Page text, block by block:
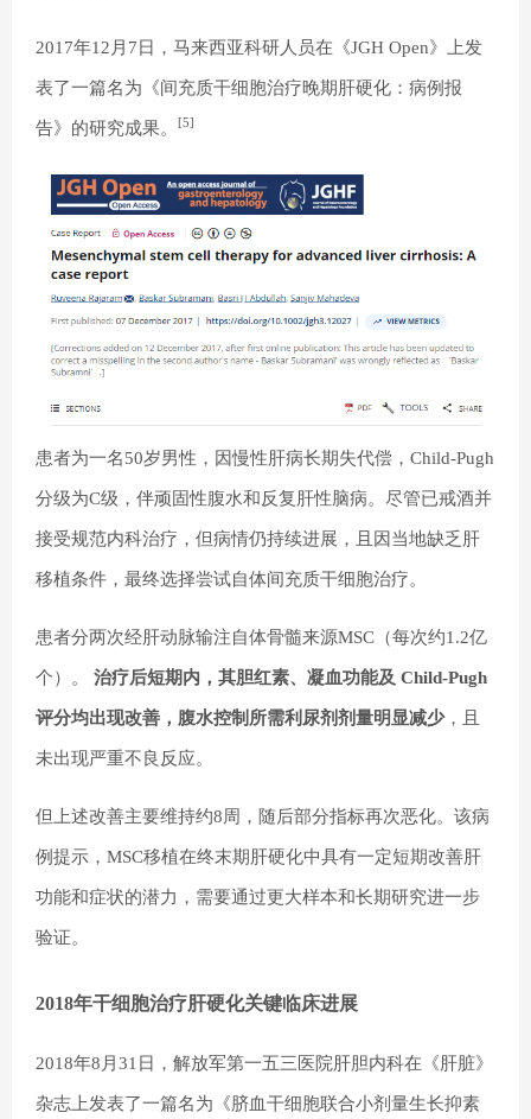
2017年12月7日，马来西亚科研人员在《JGH Open》上发
表了一篇名为《间充质干细胞治疗晚期肝硬化：病例报
告》的研究成果。 [5]
患者为一名50岁男性，因慢性肝病长期失代偿，Child-Pugh
分级为C级，伴顽固性腹水和反复肝性脑病。尽管已戒酒并
接受规范内科治疗，但病情仍持续进展，且因当地缺乏肝
移植条件，最终选择尝试自体间充质干细胞治疗。
患者分两次经肝动脉输注自体骨髓来源MSC（每次约1.2亿
个）。 治疗后短期内，其胆红素、凝血功能及 Child-Pugh
评分均出现改善，腹水控制所需利尿剂剂量明显减少，且
未出现严重不良反应。
但上述改善主要维持约8周，随后部分指标再次恶化。该病
例提示，MSC移植在终末期肝硬化中具有一定短期改善肝
功能和症状的潜力，需要通过更大样本和长期研究进一步
验证。
2018年干细胞治疗肝硬化关键临床进展
2018年8月31日，解放军第一五三医院肝胆内科在《肝脏》
杂志上发表了一篇名为《脐血干细胞联合小剂量生长抑素